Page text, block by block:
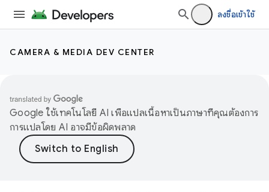
ลงชื่อเข้าใช้
CAMERA & MEDIA DEV CENTER
Google ใช้เทคโนโลยี AI เพื่อแปลเนื้อหาเป็นภาษาที่คุณต้องการ
การแปลโดย AI อาจมีข้อผิดพลาด